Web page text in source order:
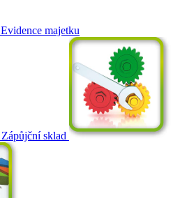
Evidence majetku
Zápůjční sklad